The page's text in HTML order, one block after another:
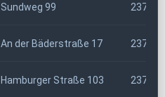
Sundweg 99 23774
An der Bäderstraße 17 23777
Hamburger Straße 103 23795